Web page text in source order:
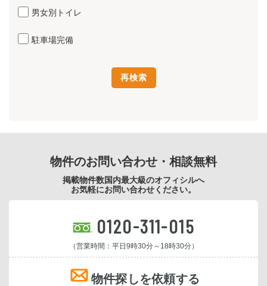
男女別トイレ
駐車場完備
物件のお問い合わせ・相談無料
掲載物件数国内最大級のオフィシルへ
お気軽にお問い合わせください。
0120-311-015
（営業時間：平日9時30分～18時30分）
物件探しを依頼する